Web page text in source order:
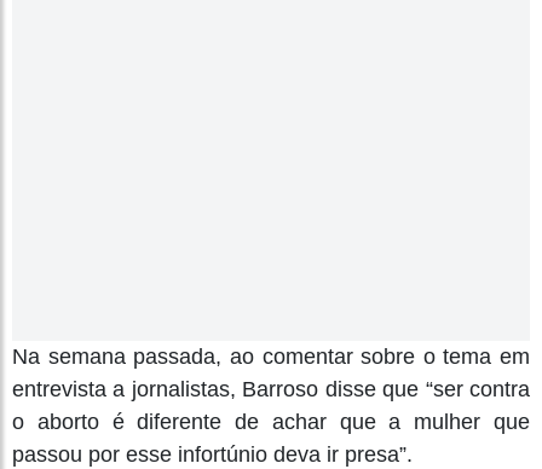
Na semana passada, ao comentar sobre o tema em
entrevista a jornalistas, Barroso disse que “ser contra
o aborto é diferente de achar que a mulher que
passou por esse infortúnio deva ir presa”.